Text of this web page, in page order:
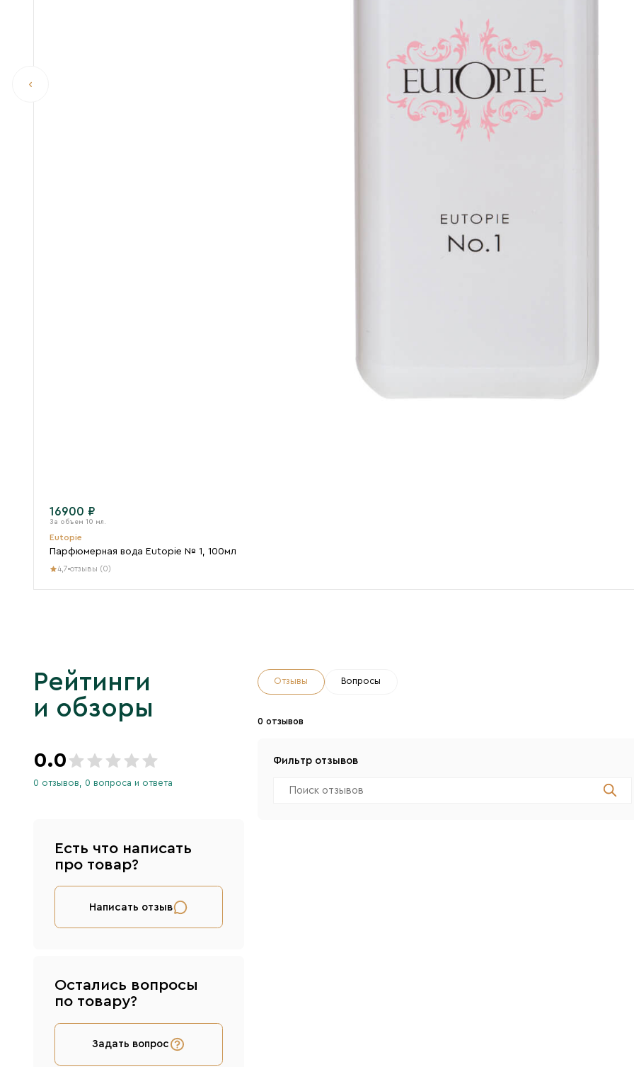
16900 ₽
Eutopie
Парфюмерная вода Eutopie № 1, 100мл
4,7 отзывы (0)
Рейтинги
и обзоры
0.0
0 отзывов, 0 вопроса и ответа
Есть что написать
про товар?
Написать отзыв
Остались вопросы
по товару?
Задать вопрос
Отзывы Вопросы
0 отзывов
Фильтр отзывов